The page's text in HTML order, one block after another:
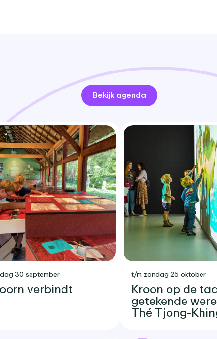
Bekijk agenda
30 september
verbindt
t/m zondag 25 oktober
Kroon op de
getekende
Thé Tjong-